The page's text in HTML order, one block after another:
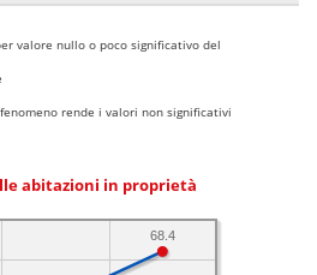
valore nullo o poco significativo del
rende i valori non significativi
abitazioni in proprietà
68.4